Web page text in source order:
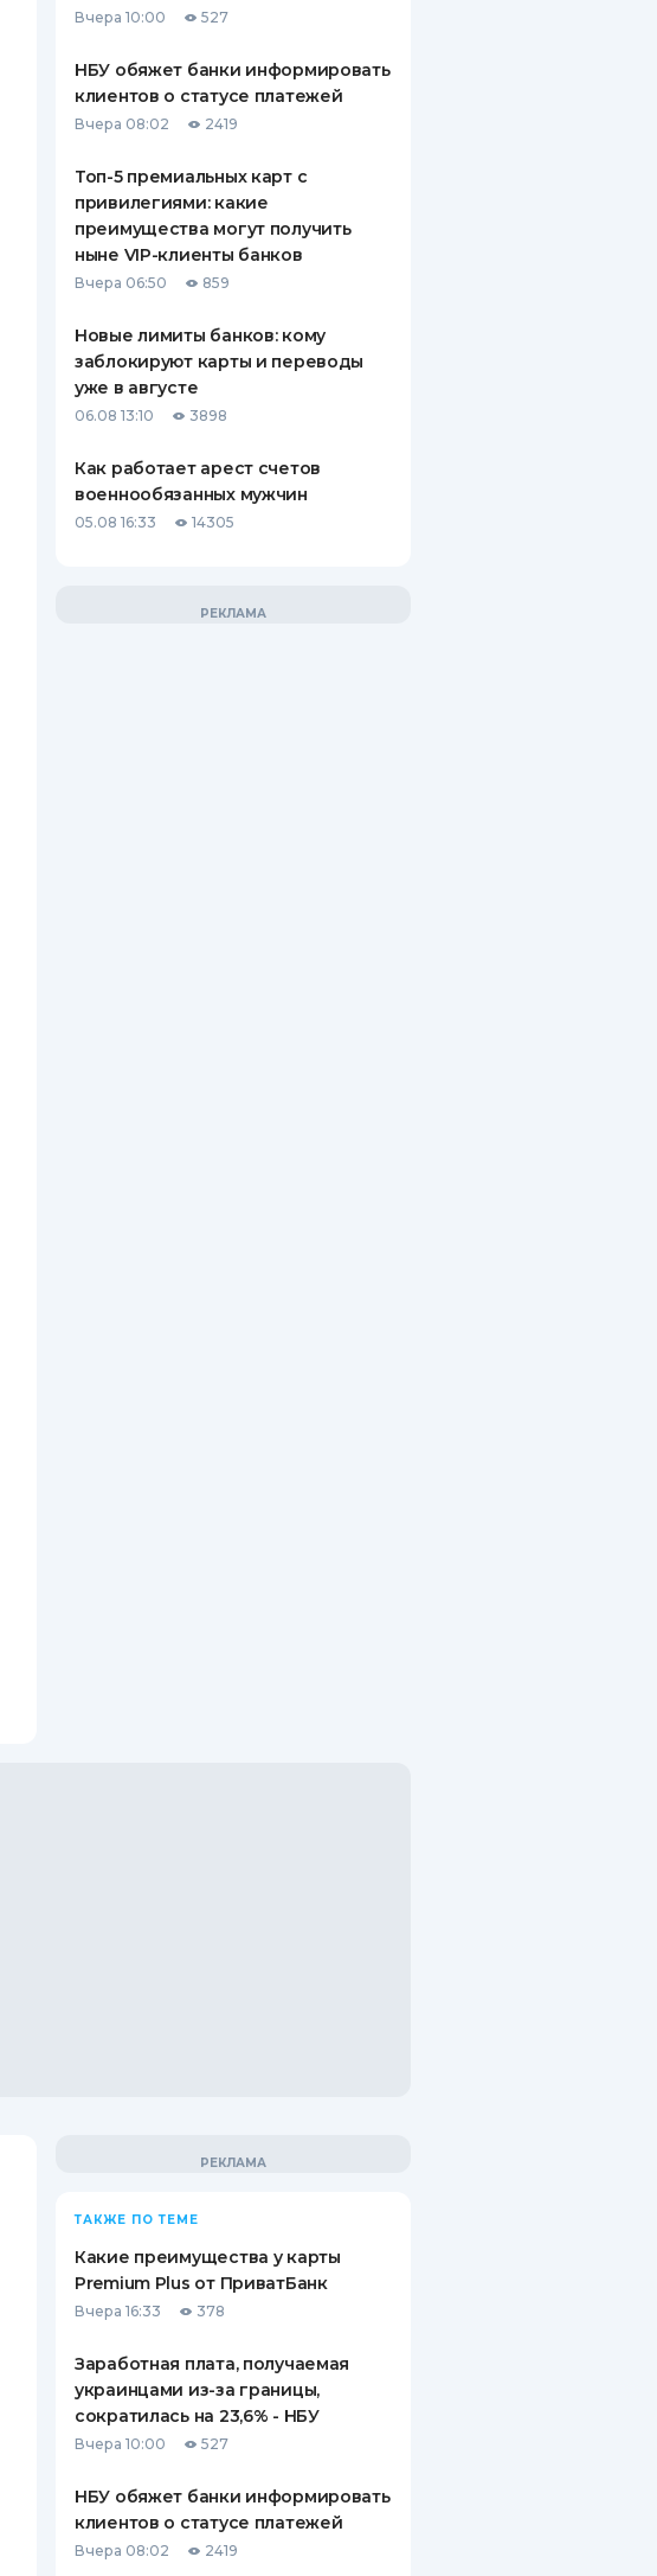
СТРАХОВАНИЮ
ВСЕ СТРАХОВЫЕ ПОЛИСЫ
ОТЗЫВЫ О СТРАХОВЫХ
КОМПАНИЯХ
Вчера 10:00 527
НБУ обяжет банки информировать
клиентов о статусе платежей
Вчера 08:02 2419
Топ-5 премиальных карт с
привилегиями: какие
преимущества могут получить
ныне VIP-клиенты банков
Вчера 06:50 859
Новые лимиты банков: кому
заблокируют карты и переводы
уже в августе
06.08 13:10 3898
Как работает арест счетов
военнообязанных мужчин
05.08 16:33 14305
ТАКЖЕ ПО ТЕМЕ
Какие преимущества у карты
Premium Plus от ПриватБанк
Вчера 16:33 378
Заработная плата, получаемая
украинцами из-за границы,
сократилась на 23,6% - НБУ
Вчера 10:00 527
НБУ обяжет банки информировать
клиентов о статусе платежей
Вчера 08:02 2419